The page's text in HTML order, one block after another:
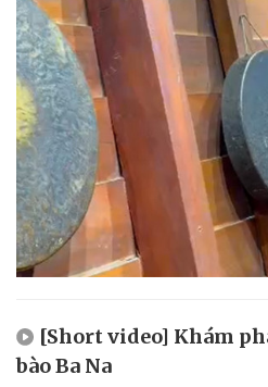
[Short video] Khám
bào Ba Na